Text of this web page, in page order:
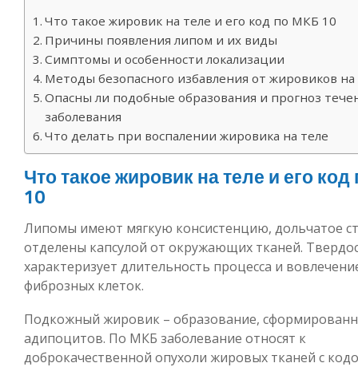
Что такое жировик на теле и его код по МКБ 10
Причины появления липом и их виды
Симптомы и особенности локализации
Методы безопасного избавления от жировиков на
Опасны ли подобные образования и прогноз
заболевания
Что делать при воспалении жировика на теле
Что такое жировик на теле и его
10
Липомы имеют мягкую консистенцию, дольчатое
отделены капсулой от окружающих тканей.
характеризует длительность процесса и
фиброзных клеток.
Подкожный жировик – образование,
адипоцитов. По МКБ заболевание относят к
доброкачественной опухоли жировых тканей с